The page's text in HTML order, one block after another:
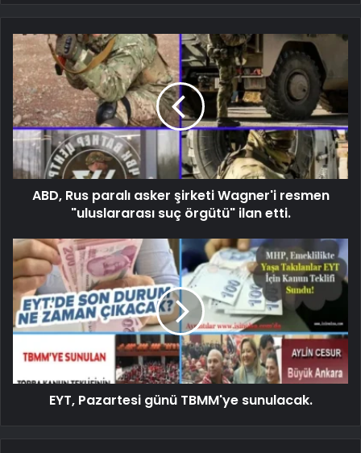
ABD, Rus paralı asker şirketi Wagner'i resmen
"uluslararası suç örgütü" ilan etti.
EYT, Pazartesi günü TBMM'ye sunulacak.